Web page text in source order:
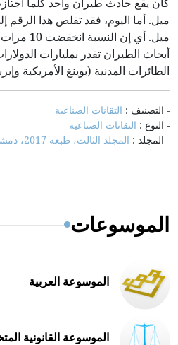
ميل. أي إن
أبحاث الطيران تقدر بمليارات
الطائرات المدنية (بوينغ الأمريكية
- التصنيف : التقانات الصناعية
- النوع : التقانات الصناعية
- المجلد : المجلد الثالث، طبعة 2017، دمشق
الموسوعات
الموسوعة العربية
الموسوعة القانونية